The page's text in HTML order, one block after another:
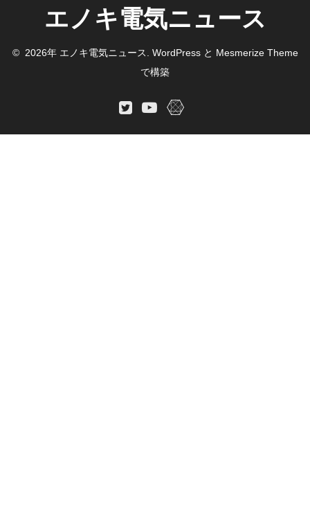
エノキ電気ニュース
© 2026年 エノキ電気ニュース. WordPress と Mesmerize Theme
で構築